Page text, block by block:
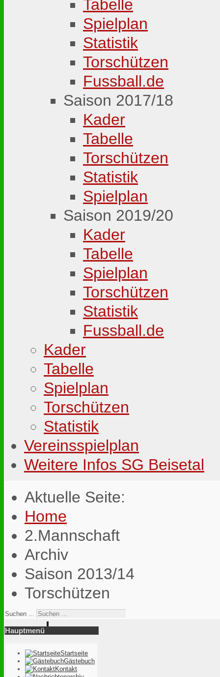
Tabelle
Spielplan
Statistik
Torschützen
Fussball.de
Saison 2017/18
Kader
Tabelle
Torschützen
Statistik
Spielplan
Saison 2019/20
Kader
Tabelle
Spielplan
Torschützen
Statistik
Fussball.de
Kader
Tabelle
Spielplan
Torschützen
Statistik
Vereinsspielplan
Weitere Infos SG Beisetal
Aktuelle Seite:
Home
2.Mannschaft
Archiv
Saison 2013/14
Torschützen
Suchen ...
Hauptmenü
Startseite
Gästebuch
Kontakt